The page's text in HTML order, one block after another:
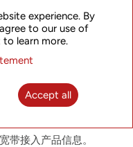
和性能监控
带宽增长
提供商能够快速高效地
的分组光传送产品信息。
带接入产品信息。
experience. By
to our use of
learn more.
Accept all